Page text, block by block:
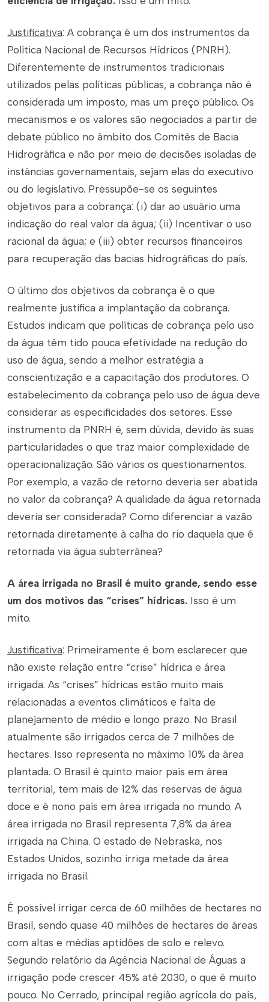
Justificativa: A cobrança é um dos instrumentos da
Política Nacional de Recursos Hídricos (PNRH).
Diferentemente de instrumentos tradicionais
utilizados pelas políticas públicas, a cobrança não é
considerada um imposto, mas um preço público. Os
mecanismos e os valores são negociados a partir de
debate público no âmbito dos Comitês de Bacia
Hidrográfica e não por meio de decisões isoladas de
instâncias governamentais, sejam elas do executivo
ou do legislativo. Pressupõe-se os seguintes
objetivos para a cobrança: (i) dar ao usuário uma
indicação do real valor da água; (ii) Incentivar o uso
racional da água; e (iii) obter recursos financeiros
para recuperação das bacias hidrográficas do país.
O último dos objetivos da cobrança é o que
realmente justifica a implantação da cobrança.
Estudos indicam que políticas de cobrança pelo uso
da água têm tido pouca efetividade na redução do
uso de água, sendo a melhor estratégia a
conscientização e a capacitação dos produtores. O
estabelecimento da cobrança pelo uso de água deve
considerar as especificidades dos setores. Esse
instrumento da PNRH é, sem dúvida, devido às suas
particularidades o que traz maior complexidade de
operacionalização. São vários os questionamentos.
Por exemplo, a vazão de retorno deveria ser abatida
no valor da cobrança? A qualidade da água retornada
deveria ser considerada? Como diferenciar a vazão
retornada diretamente à calha do rio daquela que é
retornada via água subterrânea?
A área irrigada no Brasil é muito grande, sendo esse
um dos motivos das “crises” hídricas. Isso é um
mito.
Justificativa: Primeiramente é bom esclarecer que
não existe relação entre “crise” hídrica e área
irrigada. As “crises” hídricas estão muito mais
relacionadas a eventos climáticos e falta de
planejamento de médio e longo prazo. No Brasil
atualmente são irrigados cerca de 7 milhões de
hectares. Isso representa no máximo 10% da área
plantada. O Brasil é quinto maior país em área
territorial, tem mais de 12% das reservas de água
doce e é nono país em área irrigada no mundo. A
área irrigada no Brasil representa 7,8% da área
irrigada na China. O estado de Nebraska, nos
Estados Unidos, sozinho irriga metade da área
irrigada no Brasil.
É possível irrigar cerca de 60 milhões de hectares no
Brasil, sendo quase 40 milhões de hectares de áreas
com altas e médias aptidões de solo e relevo.
Segundo relatório da Agência Nacional de Águas a
irrigação pode crescer 45% até 2030, o que é muito
pouco. No Cerrado, principal região agrícola do país,